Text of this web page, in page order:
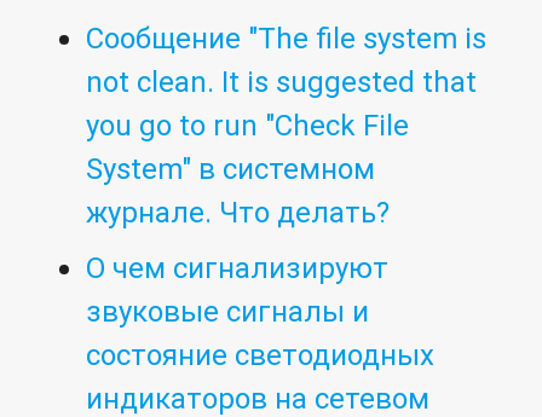
Сообщение "The file system is
not clean. It is suggested that
you go to run "Check File
System" в системном
журнале. Что делать?
О чем сигнализируют
звуковые сигналы и
состояние светодиодных
индикаторов на сетевом